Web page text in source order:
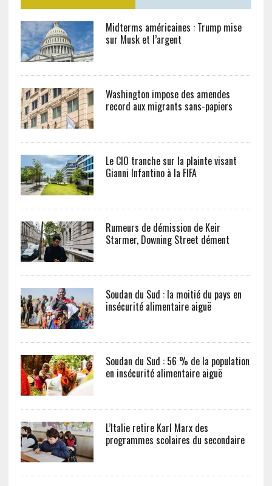
Midterms américaines : Trump mise
sur Musk et l’argent
Washington impose des amendes
record aux migrants sans-papiers
Le CIO tranche sur la plainte visant
Gianni Infantino à la FIFA
Rumeurs de démission de Keir
Starmer, Downing Street dément
Soudan du Sud : la moitié du pays en
insécurité alimentaire aiguë
Soudan du Sud : 56 % de la population
en insécurité alimentaire aiguë
L’Italie retire Karl Marx des
programmes scolaires du secondaire